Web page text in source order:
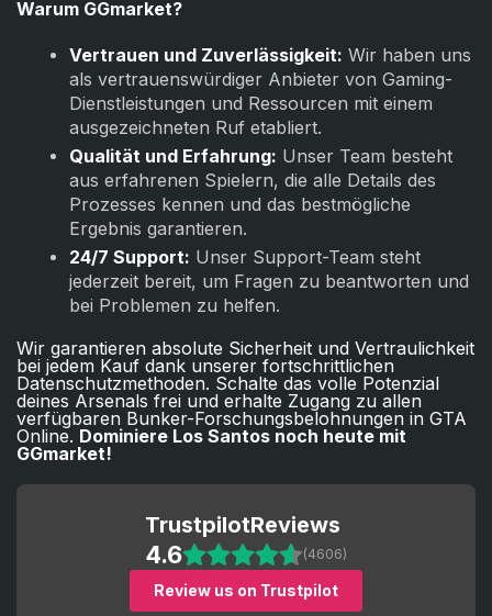
Warum GGmarket?
Vertrauen und Zuverlässigkeit: Wir haben uns
als vertrauenswürdiger Anbieter von Gaming-
Dienstleistungen und Ressourcen mit einem
ausgezeichneten Ruf etabliert.
Qualität und Erfahrung: Unser Team besteht
aus erfahrenen Spielern, die alle Details des
Prozesses kennen und das bestmögliche
Ergebnis garantieren.
24/7 Support: Unser Support-Team steht
jederzeit bereit, um Fragen zu beantworten und
bei Problemen zu helfen.
Wir garantieren absolute Sicherheit und Vertraulichkeit
bei jedem Kauf dank unserer fortschrittlichen
Datenschutzmethoden. Schalte das volle Potenzial
deines Arsenals frei und erhalte Zugang zu allen
verfügbaren Bunker-Forschungsbelohnungen in GTA
Online. Dominiere Los Santos noch heute mit
GGmarket!
TrustpilotReviews
4.6 (4606)
Review us on Trustpilot